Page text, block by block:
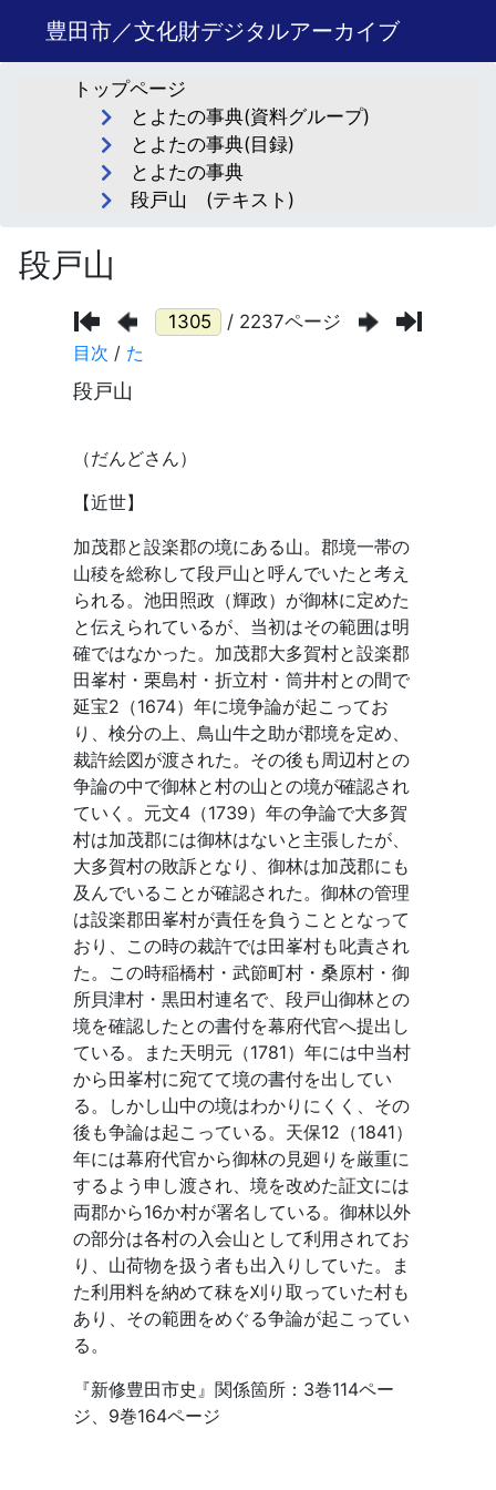
豊田市／文化財デジタルアーカイブ
トップページ
とよたの事典(資料グループ)
とよたの事典(目録)
とよたの事典
段戸山 (テキスト)
段戸山
/ 2237ページ